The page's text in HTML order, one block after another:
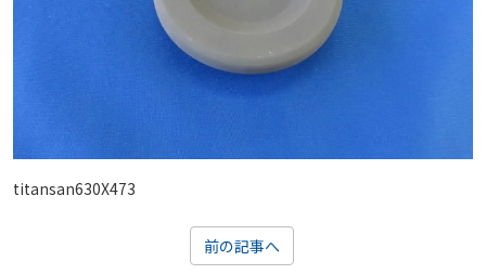
titansan630X473
前の記事へ